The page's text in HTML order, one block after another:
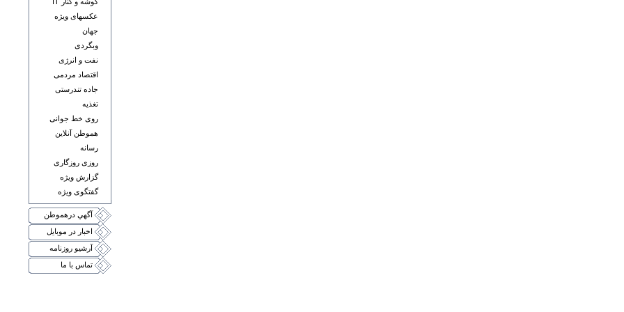
عکسهای ويژه
جهان
وبگردی
نفت و انرژی
اقتصاد مردمی
جاده تندرستی
تغذيه
روی خط جوانی
هموطن آنلاين
رسانه
روزی روزگاری
گزارش ويژه
گفتگوی ويژه
آگهي درهموطن
اخبار در موبايل
آرشيو روزنامه
تماس با ما